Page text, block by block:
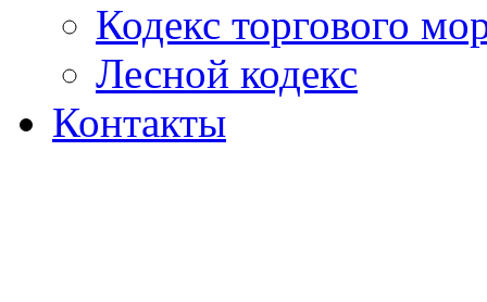
Кодекс торгового
Лесной кодекс
Контакты